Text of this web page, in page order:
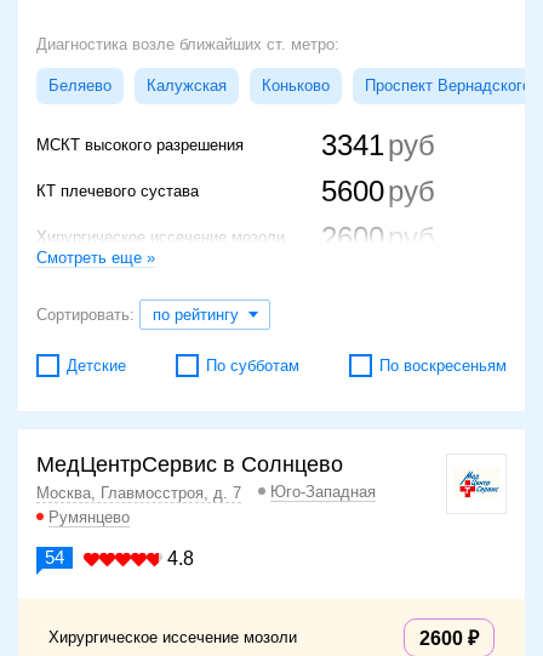
Диагностика возле ближайших ст. метро:
Беляево Калужская Коньково Проспект Вернадского
МСКТ высокого разрешения 3341
КТ плечевого сустава 5600
Хирургическое иссечение мозоли 2600
Смотреть еще »
Сортировать: по рейтингу
Детские По субботам По воскресеньям
МедЦентрСервис в Солнцево
Москва, Главмосстроя, д. 7
Юго-Западная
Румянцево
54 4.8
Хирургическое иссечение мозоли 2600